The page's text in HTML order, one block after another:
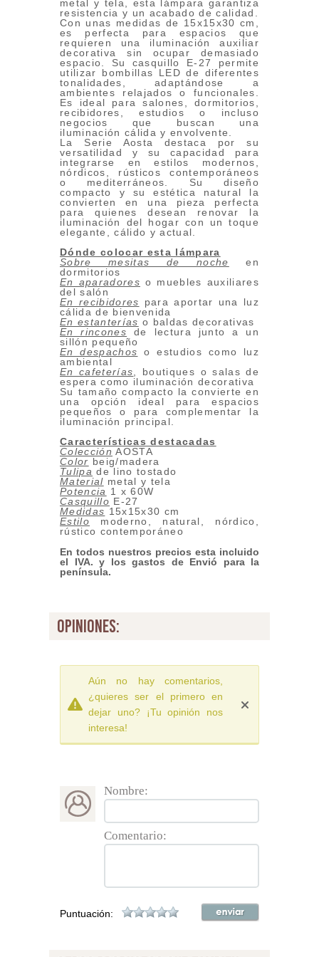
metal y tela, esta lámpara garantiza
resistencia y un acabado de calidad.
Con unas medidas de 15x15x30 cm,
es perfecta para espacios que
requieren una iluminación auxiliar
decorativa sin ocupar demasiado
espacio. Su casquillo E-27 permite
utilizar bombillas LED de diferentes
tonalidades, adaptándose a
ambientes relajados o funcionales.
Es ideal para salones, dormitorios,
recibidores, estudios o incluso
negocios que buscan una
iluminación cálida y envolvente.
La Serie Aosta destaca por su
versatilidad y su capacidad para
integrarse en estilos modernos,
nórdicos, rústicos contemporáneos
o mediterráneos. Su diseño
compacto y su estética natural la
convierten en una pieza perfecta
para quienes desean renovar la
iluminación del hogar con un toque
elegante, cálido y actual.
Dónde colocar esta lámpara
Sobre mesitas de noche
en
dormitorios
En aparadores o muebles auxiliares
del salón
En recibidores para aportar una luz
cálida de bienvenida
En estanterías o baldas decorativas
En rincones de lectura junto a un
sillón pequeño
En despachos o estudios como luz
ambiental
En cafeterías, boutiques o salas de
espera como iluminación decorativa
Su tamaño compacto la convierte en
una opción ideal para espacios
pequeños o para complementar la
iluminación principal.
Características destacadas
Colección AOSTA
Color beig/madera
Tulipa de lino tostado
Material metal y tela
Potencia 1 x 60W
Casquillo E-27
Medidas 15x15x30 cm
Estilo moderno, natural, nórdico,
rústico contemporáneo
En todos nuestros precios esta incluido
el IVA. y los gastos de Envió para la
península.
opiniones:
Aún no hay comentarios,
¿quieres ser el primero en
dejar uno? ¡Tu opinión nos
interesa!
Nombre:
Comentario:
Puntuación: